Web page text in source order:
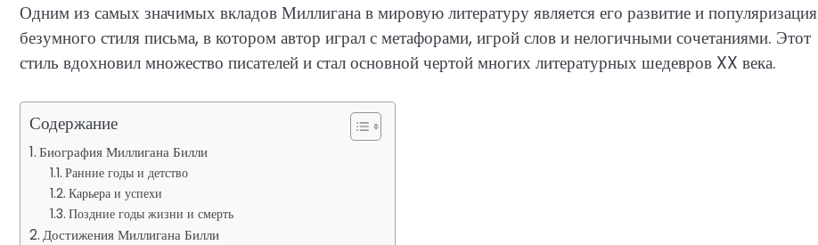
Одним из самых значимых вкладов Миллигана в мировую литературу является его развитие и популяризация
безумного стиля письма, в котором автор играл с метафорами, игрой слов и нелогичными сочетаниями. Этот
стиль вдохновил множество писателей и стал основной чертой многих литературных шедевров XX века.
Содержание
Биография Миллигана Билли
Ранние годы и детство
Карьера и успехи
Поздние годы жизни и смерть
Достижения Миллигана Билли